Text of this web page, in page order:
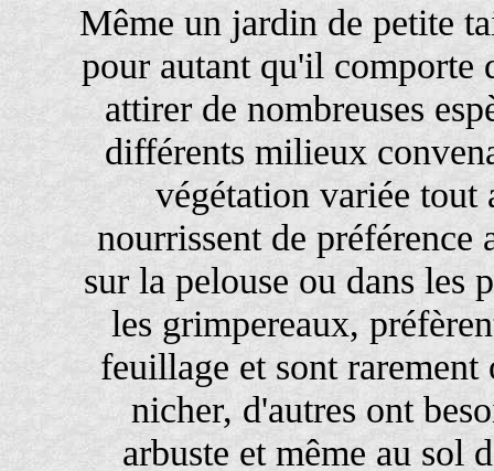
Même un jardin de petite
pour autant qu'il comporte
attirer de nombreuses
différents milieux
végétation variée tout
nourrissent de préférence
sur la pelouse ou dans les
les grimpereaux,
feuillage et sont
nicher, d'autres ont
arbuste et même au sol